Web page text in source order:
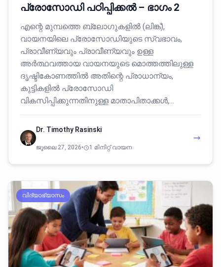
പ്രോസോഡി പഠിപ്പിക്കൽ – ഭാഗം 2
എന്റെ മുമ്പത്തെ ബ്ലോഗുകളിൽ (ലിങ്ക്),
വായനയിലെ പ്രോസോഡിയുടെ സ്വഭാവം,
പ്രാവീണ്യവും പ്രാവീണ്യവും ഉള്ള
അർത്ഥവത്തായ വായനയുടെ മൊത്തത്തിലുള്ള
ദൃഷ്ടികോണത്തിൽ അതിന്റെ പ്രാധാന്യം,
കുട്ടികളിൽ പ്രോസോഡി
വികസിപ്പിക്കുന്നതിനുള്ള മാതാപിതാക്കൾ,…
Dr. Timothy Rasinski
ജൂലൈ 27, 2026• 1 മിനിറ്റ് വായന
വിദ്യാഭ്യാസം